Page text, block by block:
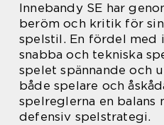
Innebandy SE har
beröm och kritik för
spelstil. En fördel med
snabba och tekniska
spelet spännande och
både spelare och
spelreglerna en balans
defensiv spelstrategi.